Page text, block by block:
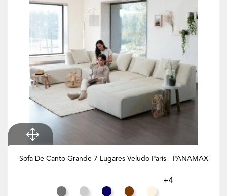
Sofa De Canto Grande 7 Lugares Veludo Paris - PANAMAX
Cinza RatoCinza ClaroAzul NoiteChocolateBranco Creme
+4